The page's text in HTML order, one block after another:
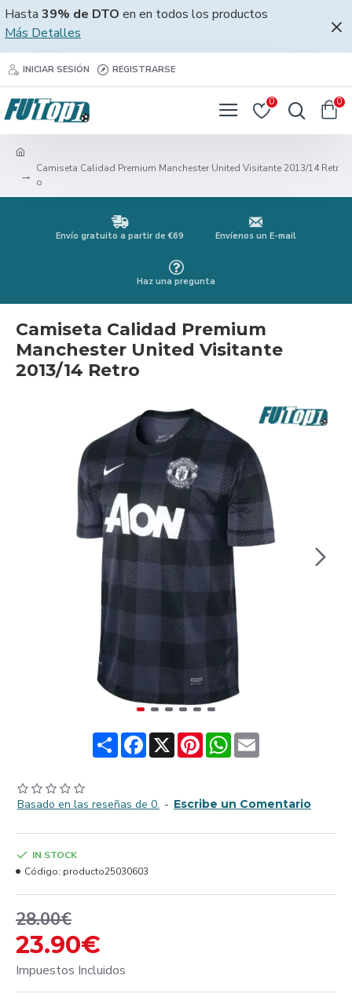
Hasta 39% de DTO en en todos los productos
Más Detalles
INICIAR SESIÓN REGISTRARSE
0 0
Camiseta Calidad Premium Manchester United Visitante 2013/14 Retr
o
Envío gratuito a partir de €69 Envíenos un E-mail
Haz una pregunta
Camiseta Calidad Premium
Manchester United Visitante
2013/14 Retro
ShareFacebook
X PinterestWhatsApp
Email
Basado en las reseñas de 0. - Escribe un Comentario
23.90€
28.00€
Impuestos Incluidos
IN STOCK
Código: producto25030603